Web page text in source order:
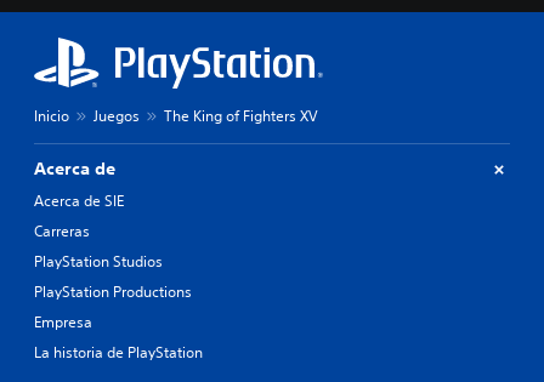
Inicio Juegos The King of Fighters XV
Acerca de
Acerca de SIE
Carreras
PlayStation Studios
PlayStation Productions
Empresa
La historia de PlayStation